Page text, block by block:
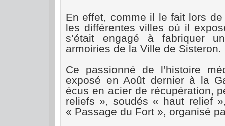
En effet, comme il le fait lors
les différentes villes où il
s’était engagé à fabriquer
armoiries de la Ville de Sisteron.
Ce passionné de l’histoire
exposé en Août dernier à la
écus en acier de récupération,
reliefs », soudés « haut relief
« Passage du Fort », organisé